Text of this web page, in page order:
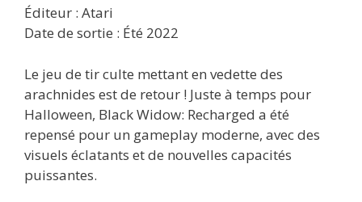
Éditeur : Atari
Date de sortie : Été 2022
Le jeu de tir culte mettant en vedette des
arachnides est de retour ! Juste à temps pour
Halloween, Black Widow: Recharged a été
repensé pour un gameplay moderne, avec des
visuels éclatants et de nouvelles capacités
puissantes.